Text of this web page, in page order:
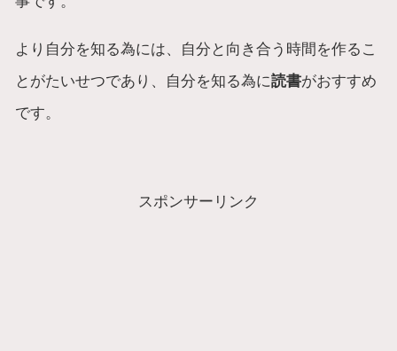
より自分を知る為には、自分と向き合う時間を作るこ
とがたいせつであり、自分を知る為に読書がおすすめ
です。
スポンサーリンク